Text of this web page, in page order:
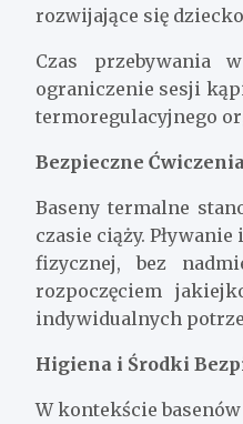
rozwijające się
Czas przebywania
ograniczenie sesji
termoregulacyjnego
Bezpieczne
Baseny termalne
czasie ciąży.
fizycznej, bez
rozpoczęciem
indywidualnych
Higiena i Środki
W kontekście